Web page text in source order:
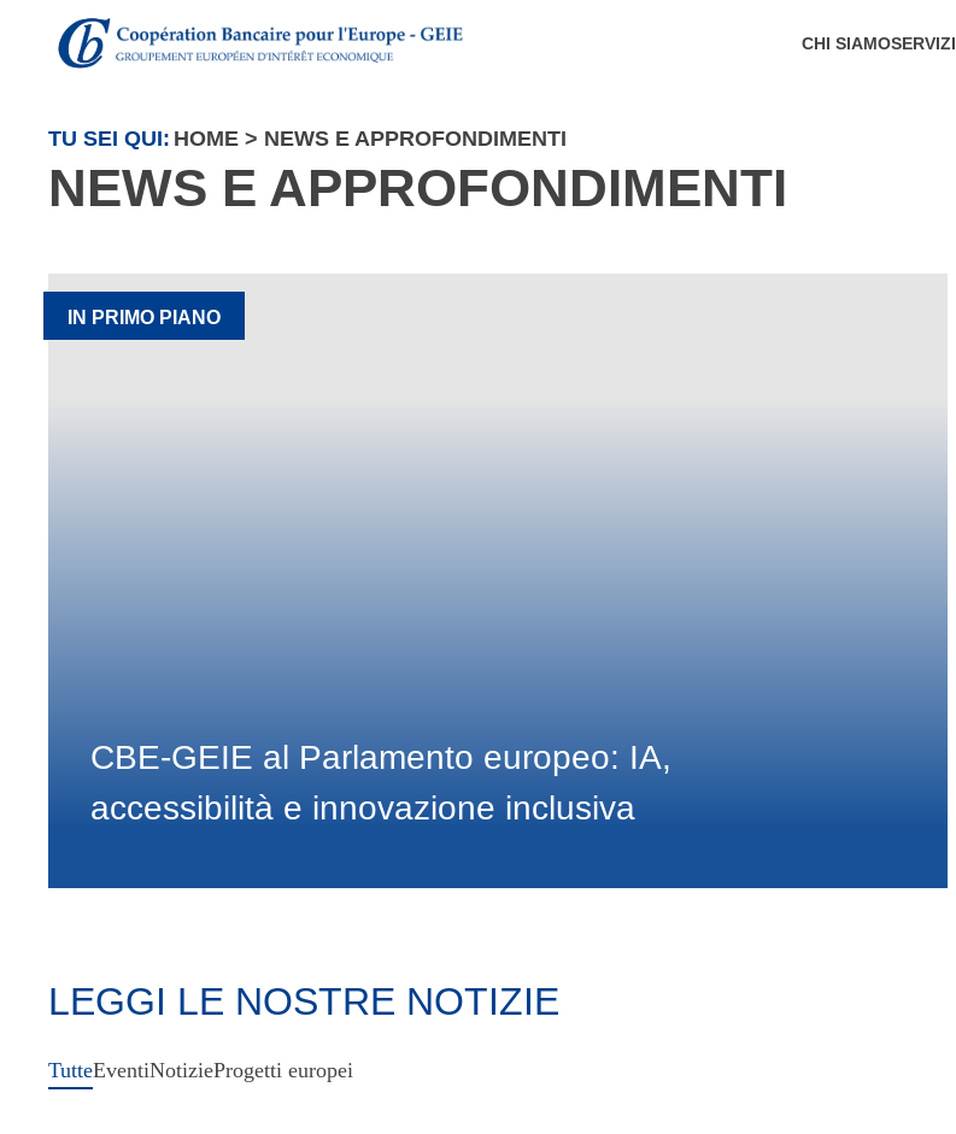
CHI SIAMOSERVIZI
TU SEI QUI: HOME > NEWS E APPROFONDIMENTI
NEWS E APPROFONDIMENTI
IN PRIMO PIANO
CBE-GEIE al Parlamento europeo: IA,
accessibilità e innovazione inclusiva
LEGGI LE NOSTRE NOTIZIE
TutteEventiNotizieProgetti europei